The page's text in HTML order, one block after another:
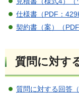
仕様書（PDF：
契約書（案）（PDF
質問に対す
質問に対する回答